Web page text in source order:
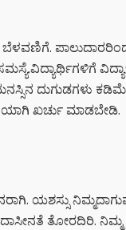
ಬೆಳವಣಿಗೆ.
ದುಗುಡಗಳು ಕಡಿಮೆ
ಖರ್ಚು ಮಾಡಬೇಡಿ.
ಯಶಸ್ಸು
ತೋರದಿರಿ. ನಿಮ್ಮ